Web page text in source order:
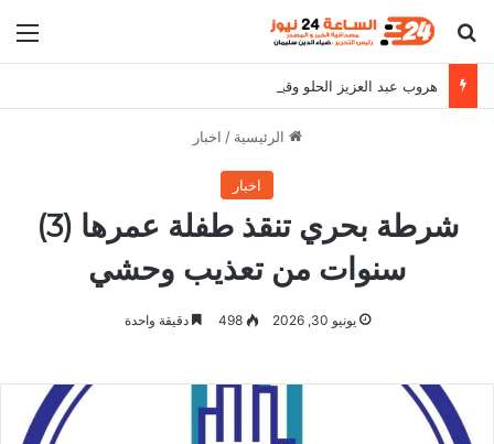
بحث عن
هروب عبد العزيز الحلو وقيادات الشعبية
الرئيسية / اخبار
اخبار
شرطة بحري تنقذ طفلة عمرها (3)
سنوات من تعذيب وحشي
يونيو 30, 2026 498 دقيقة واحدة